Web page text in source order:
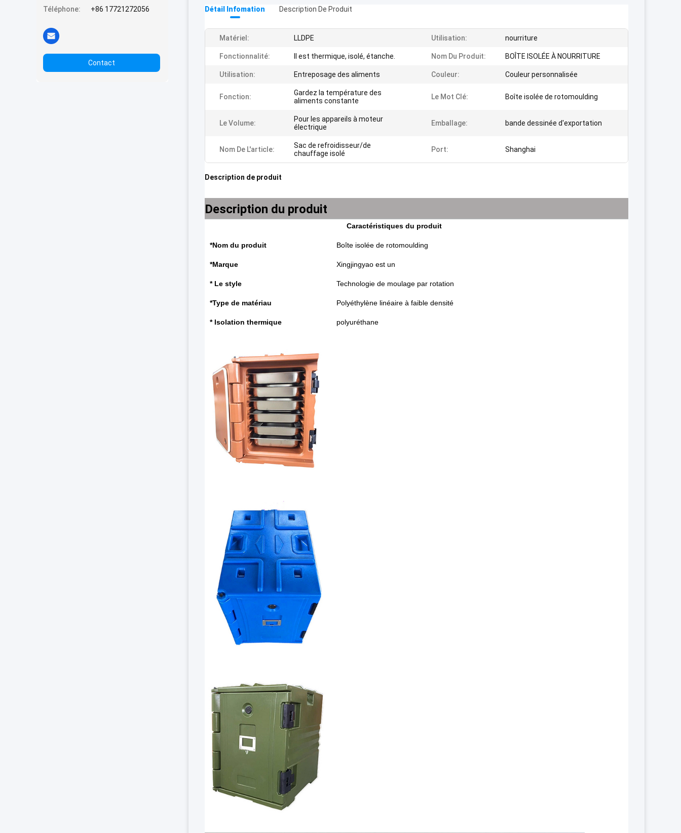
Téléphone:
+86 17721272056
Contact
Détail Infomation Description De Produit
Matériel: LLDPE Utilisation: nourriture
Fonctionnalité: Il est thermique, isolé, étanche. Nom Du Produit: BOÎTE ISOLÉE À NOURRITURE
Utilisation: Entreposage des aliments Couleur: Couleur personnalisée
Fonction:
Gardez la température des
aliments constante
Le Mot Clé: Boîte isolée de rotomoulding
Le Volume:
Pour les appareils à moteur
électrique
Emballage: bande dessinée d'exportation
Nom De L'article:
Sac de refroidisseur/de
chauffage isolé
Port: Shanghai
Description de produit
Description du produit
Caractéristiques du produit
*Nom du produit Boîte isolée de rotomoulding
*Marque Xingjingyao est un
* Le style Technologie de moulage par rotation
*Type de matériau Polyéthylène linéaire à faible densité
* Isolation thermique polyuréthane